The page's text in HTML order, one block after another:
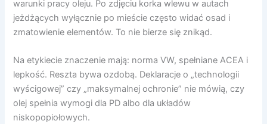
warunki pracy oleju. Po zdjęciu korka wlewu w autach
jeżdżących wyłącznie po mieście często widać osad i
zmatowienie elementów. To nie bierze się znikąd.
Na etykiecie znaczenie mają: norma VW, spełniane ACEA i
lepkość. Reszta bywa ozdobą. Deklaracje o „technologii
wyścigowej” czy „maksymalnej ochronie” nie mówią, czy
olej spełnia wymogi dla PD albo dla układów
niskopopiołowych.